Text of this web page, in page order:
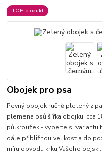
TOP produkt
Obojek pro psa
Pevný obojek ručně pletený z
plemena psů šířka obojku: cca
půlkroužek - vyberte si
dále přibližnou velikost a do
míru obvodu krku Vašeho pejsk...